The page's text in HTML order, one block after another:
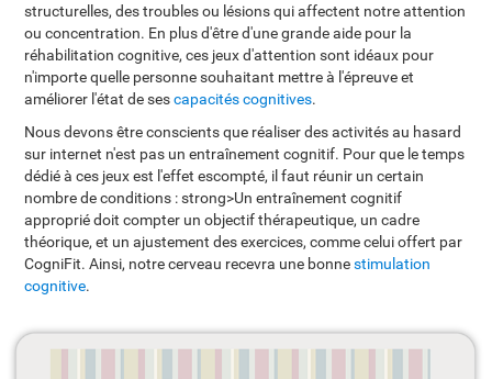
structurelles, des troubles ou lésions qui affectent notre attention
ou concentration. En plus d'être d'une grande aide pour la
réhabilitation cognitive, ces jeux d'attention sont idéaux pour
n'importe quelle personne souhaitant mettre à l'épreuve et
améliorer l'état de sescapacités cognitives.
Nous devons être conscients que réaliser des activités au hasard
sur internet n'est pas un entraînement cognitif. Pour que le temps
dédié à ces jeux est l'effet escompté, il faut réunir un certain
nombre de conditions : strong>Un entraînement cognitif
approprié doit compter un objectif thérapeutique, un cadre
théorique, et un ajustement des exercices, comme celui offert par
CogniFit. Ainsi, notre cerveau recevra une bonnestimulation
cognitive.